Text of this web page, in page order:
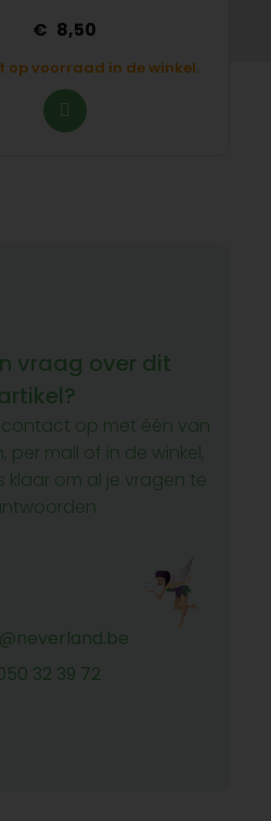
8,50
op voorraad in de winkel.
vraag over dit
contact op met één van
per mail of in de winkel,
klaar om al je vragen te
32 39 72